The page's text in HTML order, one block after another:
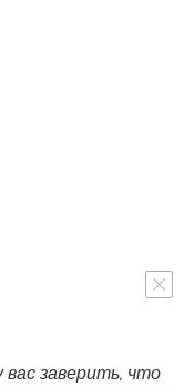
заверить, что